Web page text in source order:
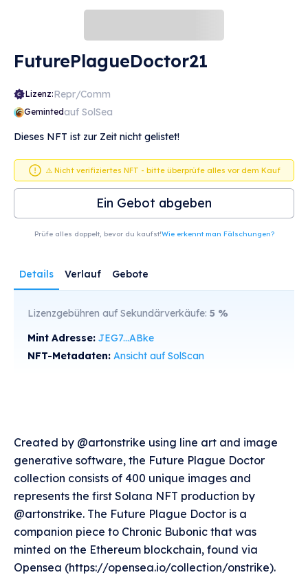
FuturePlagueDoctor21
Lizenz:Repr/Comm
Gemintedauf SolSea
Dieses NFT ist zur Zeit nicht gelistet!
⚠️ Nicht verifiziertes NFT - bitte überprüfe alles vor dem Kauf
Ein Gebot abgeben
Prüfe alles doppelt, bevor du kaufst!Wie erkennt man Fälschungen?
Details Verlauf Gebote
Lizenzgebühren auf Sekundärverkäufe: 5 %
Mint Adresse: JEG7...ABke
NFT-Metadaten: Ansicht auf SolScan
Created by @artonstrike using line art and image
generative software, the Future Plague Doctor
collection consists of 400 unique images and
represents the first Solana NFT production by
@artonstrike. The Future Plague Doctor is a
companion piece to Chronic Bubonic that was
minted on the Ethereum blockchain, found via
Opensea (https://opensea.io/collection/onstrike).